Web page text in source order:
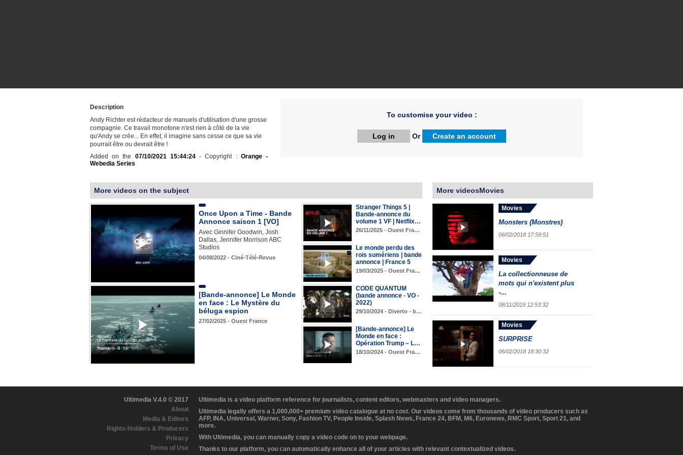
Description
Andy Richter est rédacteur de manuels d'utilisation d'une grosse
compagnie. Ce travail monotone n'est rien à côté de la vie
qu'Andy se crée... En effet, il imagine sans cesse ce que sa vie
pourrait être ou devrait être !
Added on the 07/10/2021 15:44:24- Copyright : Orange -
Webedia Series
To customise your video :
Log in Or Create an account
More videos on the subject
Once Upon a Time - Bande
Annonce saison 1 [VO]
Avec Ginnifer Goodwin, Josh
Dallas, Jennifer Morrison ABC
Studios
04/08/2022 - Ciné-Télé-Revue
Stranger Things 5 |
Bande-annonce du
volume 1 VF | Netflix…
26/11/2025 - Ouest Fra…
Le monde perdu des
rois sumériens | bande
annonce | France 5
19/03/2025 - Ouest Fra…
[Bande-annonce] Le Monde
en face : Le Mystère du
béluga espion
27/02/2025 - Ouest France
CODE QUANTUM
(bande annonce - VO -
2022)
29/10/2024 - Diverto - b…
[Bande-annonce] Le
Monde en face :
Opération Trump – L…
18/10/2024 - Ouest Fra…
More videosMovies
Movies
Monsters (Monstres)
06/02/2018 17:59:51
Movies
La collectionneuse de
mots qui n'existent plus
-...
08/11/2019 12:53:32
Movies
SURPRISE
06/02/2018 18:30:32
Ultimedia V.4.0 © 2017
About
Media & Editors
Rights-Holders & Producers
Privacy
Terms of Use
Ultimedia is a video platform reference for journalists, content editors, webmasters and video managers.
Ultimedia legally offers a 1,000,000+ premium video catalogue at no cost. Our videos come from thousands of video producers such as
AFP, INA, Universal, Warner, Sony, Fashion TV, People Inside, Splash News, France 24, BFM, M6, Euronews, RMC Sport, Sport 21, and
more.
With Ultimedia, you can manually copy a video code on to your webpage.
Thanks to our platform, you can automatically enhance all of your articles with relevant contextualized videos.